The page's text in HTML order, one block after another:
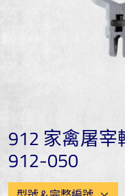
912 家禽屠
912-050